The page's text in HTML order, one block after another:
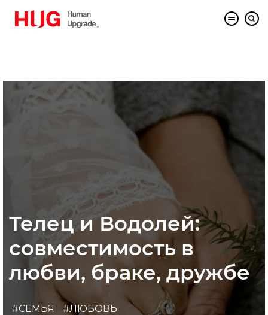
Телец и Водолей:
совместимость в
любви, браке, дружбе
#СЕМЬЯ #ЛЮБОВЬ